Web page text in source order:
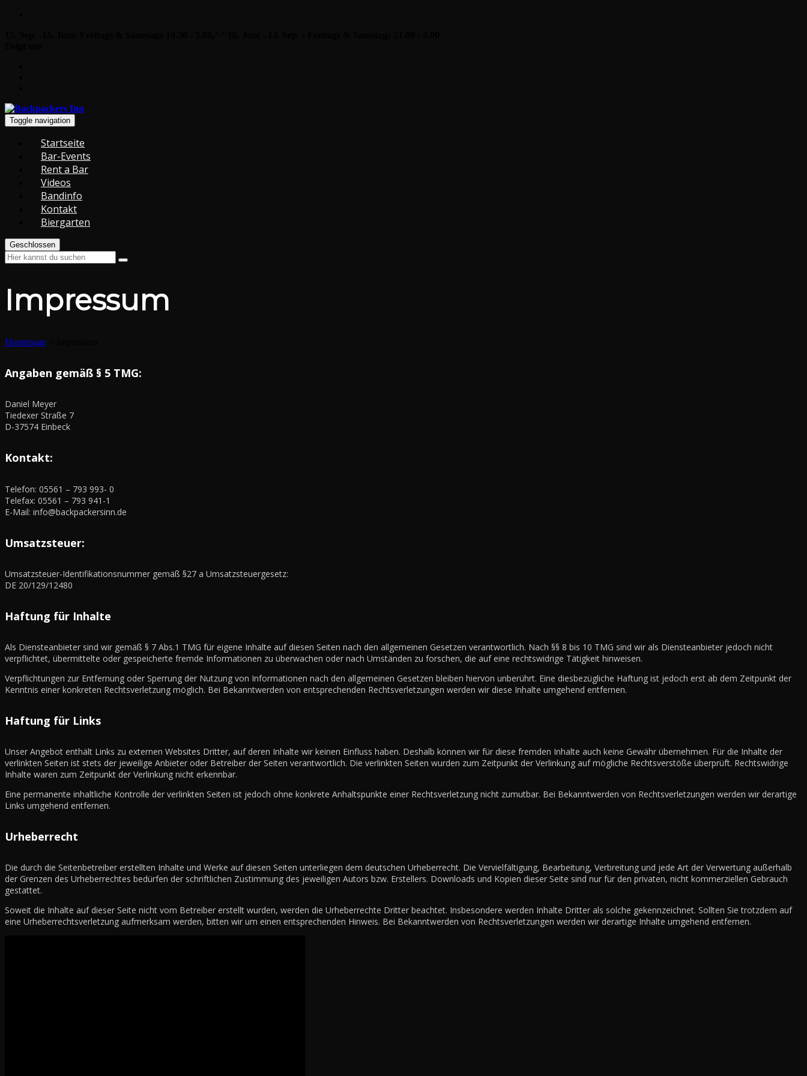
Toggle navigation
Startseite
Bar-Events
Rent a Bar
Videos
Bandinfo
Kontakt
Biergarten
Geschlossen
Impressum
Homepage
Angaben gemäß § 5 TMG:
Daniel Meyer
Tiedexer Straße 7
D-37574 Einbeck
Kontakt:
Telefon: 05561 – 793 993- 0
Telefax: 05561 – 793 941-1
E-Mail: info@backpackersinn.de
Umsatzsteuer:
Umsatzsteuer-Identifikationsnummer gemäß §27 a Umsatzsteuergesetz:
DE 20/129/12480
Haftung für Inhalte
Als Diensteanbieter sind wir gemäß § 7 Abs.1 TMG für eigene Inhalte auf diesen Seiten nach den allgemeinen Gesetzen verantwortlich. Nach §§ 8 bis 10 TMG sind wir als Diensteanbieter jedoch nicht
verpflichtet, übermittelte oder gespeicherte fremde Informationen zu überwachen oder nach Umständen zu forschen, die auf eine rechtswidrige Tätigkeit hinweisen.
Verpflichtungen zur Entfernung oder Sperrung der Nutzung von Informationen nach den allgemeinen Gesetzen bleiben hiervon unberührt. Eine diesbezügliche Haftung ist jedoch erst ab dem Zeitpunkt der
Kenntnis einer konkreten Rechtsverletzung möglich. Bei Bekanntwerden von entsprechenden Rechtsverletzungen werden wir diese Inhalte umgehend entfernen.
Haftung für Links
Unser Angebot enthält Links zu externen Websites Dritter, auf deren Inhalte wir keinen Einfluss haben. Deshalb können wir für diese fremden Inhalte auch keine Gewähr übernehmen. Für die Inhalte der
verlinkten Seiten ist stets der jeweilige Anbieter oder Betreiber der Seiten verantwortlich. Die verlinkten Seiten wurden zum Zeitpunkt der Verlinkung auf mögliche Rechtsverstöße überprüft. Rechtswidrige
Inhalte waren zum Zeitpunkt der Verlinkung nicht erkennbar.
Eine permanente inhaltliche Kontrolle der verlinkten Seiten ist jedoch ohne konkrete Anhaltspunkte einer Rechtsverletzung nicht zumutbar. Bei Bekanntwerden von Rechtsverletzungen werden wir derartige
Links umgehend entfernen.
Urheberrecht
Die durch die Seitenbetreiber erstellten Inhalte und Werke auf diesen Seiten unterliegen dem deutschen Urheberrecht. Die Vervielfältigung, Bearbeitung, Verbreitung und jede Art der Verwertung außerhalb
der Grenzen des Urheberrechtes bedürfen der schriftlichen Zustimmung des jeweiligen Autors bzw. Erstellers. Downloads und Kopien dieser Seite sind nur für den privaten, nicht kommerziellen Gebrauch
gestattet.
Soweit die Inhalte auf dieser Seite nicht vom Betreiber erstellt wurden, werden die Urheberrechte Dritter beachtet. Insbesondere werden Inhalte Dritter als solche gekennzeichnet. Sollten Sie trotzdem auf
eine Urheberrechtsverletzung aufmerksam werden, bitten wir um einen entsprechenden Hinweis. Bei Bekanntwerden von Rechtsverletzungen werden wir derartige Inhalte umgehend entfernen.